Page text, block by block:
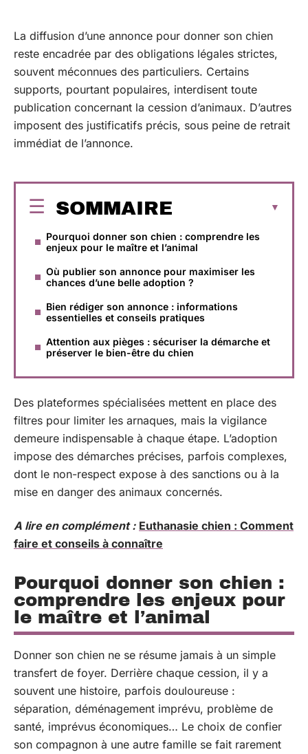
La diffusion d’une annonce pour donner son chien
reste encadrée par des obligations légales strictes,
souvent méconnues des particuliers. Certains
supports, pourtant populaires, interdisent toute
publication concernant la cession d’animaux. D’autres
imposent des justificatifs précis, sous peine de retrait
immédiat de l’annonce.
SOMMAIRE
Pourquoi donner son chien : comprendre les
enjeux pour le maître et l’animal
Où publier son annonce pour maximiser les
chances d’une belle adoption ?
Bien rédiger son annonce : informations
essentielles et conseils pratiques
Attention aux pièges : sécuriser la démarche et
préserver le bien-être du chien
Des plateformes spécialisées mettent en place des
filtres pour limiter les arnaques, mais la vigilance
demeure indispensable à chaque étape. L’adoption
impose des démarches précises, parfois complexes,
dont le non-respect expose à des sanctions ou à la
mise en danger des animaux concernés.
A lire en complément : Euthanasie chien : Comment
faire et conseils à connaître
Pourquoi donner son chien :
comprendre les enjeux pour
le maître et l’animal
Donner son chien ne se résume jamais à un simple
transfert de foyer. Derrière chaque cession, il y a
souvent une histoire, parfois douloureuse :
séparation, déménagement imprévu, problème de
santé, imprévus économiques… Le choix de confier
son compagnon à une autre famille se fait rarement